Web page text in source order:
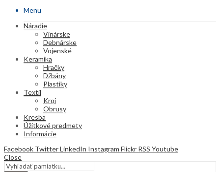
Menu
Náradie
Vinárske
Debnárske
Vojenské
Keramika
Hračky
Džbány
Plastiky
Textil
Kroj
Obrusy
Kresba
Úžitkové predmety
Informácie
Facebook TwitterLinkedIn Instagram Flickr RSS Youtube
Close